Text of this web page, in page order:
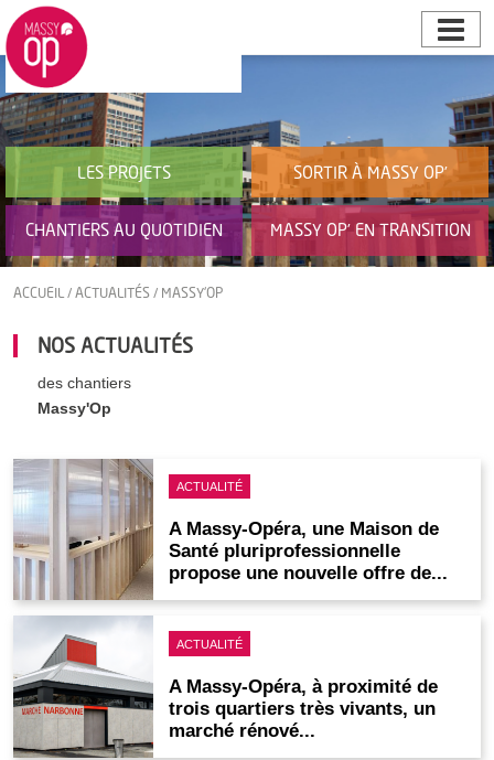
LES PROJETS SORTIR À MASSY OP’
CHANTIERS AU QUOTIDIEN MASSY OP’ EN TRANSITION
ACCUEIL / ACTUALITÉS / MASSY'OP
NOS ACTUALITÉS
des chantiers
Massy'Op
ACTUALITÉ
A Massy-Opéra, une Maison de
Santé pluriprofessionnelle
propose une nouvelle offre de...
ACTUALITÉ
A Massy-Opéra, à proximité de
trois quartiers très vivants, un
marché rénové...